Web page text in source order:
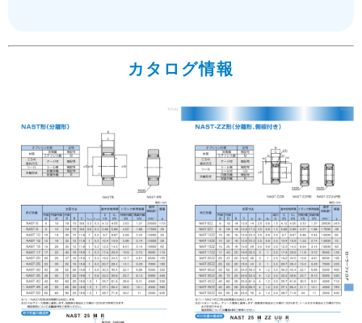
カタログ情報